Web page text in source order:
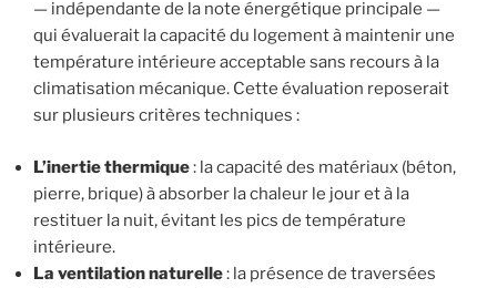
— indépendante de la note énergétique principale —
qui évaluerait la capacité du logement à maintenir une
température intérieure acceptable sans recours à la
climatisation mécanique. Cette évaluation reposerait
sur plusieurs critères techniques :
L’inertie thermique: la capacité des matériaux (béton,
pierre, brique) à absorber la chaleur le jour et à la
restituer la nuit, évitant les pics de température
intérieure.
La ventilation naturelle: la présence de traversées